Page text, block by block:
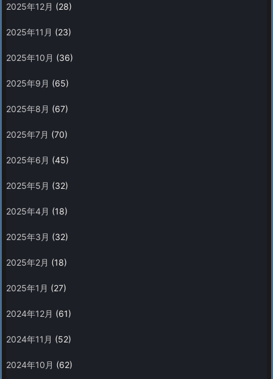
2025年12月 (28)
2025年11月 (23)
2025年10月 (36)
2025年9月 (65)
2025年8月 (67)
2025年7月 (70)
2025年6月 (45)
2025年5月 (32)
2025年4月 (18)
2025年3月 (32)
2025年2月 (18)
2025年1月 (27)
2024年12月 (61)
2024年11月 (52)
2024年10月 (62)